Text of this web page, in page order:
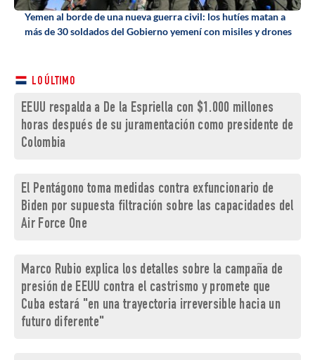
Yemen al borde de una nueva guerra civil: los hutíes matan a
más de 30 soldados del Gobierno yemení con misiles y drones
LO ÚLTIMO
EEUU respalda a De la Espriella con $1.000 millones
horas después de su juramentación como presidente de
Colombia
El Pentágono toma medidas contra exfuncionario de
Biden por supuesta filtración sobre las capacidades del
Air Force One
Marco Rubio explica los detalles sobre la campaña de
presión de EEUU contra el castrismo y promete que
Cuba estará "en una trayectoria irreversible hacia un
futuro diferente"